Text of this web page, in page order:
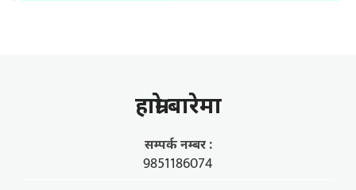
हाम्राे बारेमा
सम्पर्क नम्बर :
9851186074